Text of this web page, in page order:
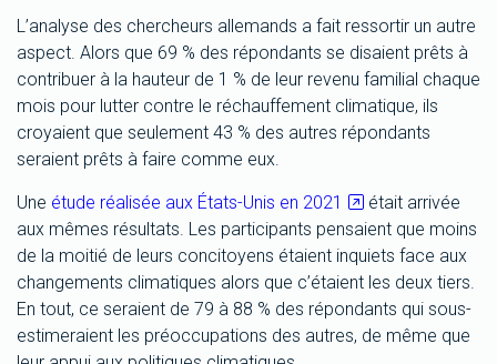
L’analyse des chercheurs allemands a fait ressortir un autre
aspect. Alors que 69 % des répondants se disaient prêts à
contribuer à la hauteur de 1 % de leur revenu familial chaque
mois pour lutter contre le réchauffement climatique, ils
croyaient que seulement 43 % des autres répondants
seraient prêts à faire comme eux.
Une étude réalisée aux États-Unis en 2021
était arrivée
aux mêmes résultats. Les participants pensaient que moins
de la moitié de leurs concitoyens étaient inquiets face aux
changements climatiques alors que c’étaient les deux tiers.
En tout, ce seraient de 79 à 88 % des répondants qui sous-
estimeraient les préoccupations des autres, de même que